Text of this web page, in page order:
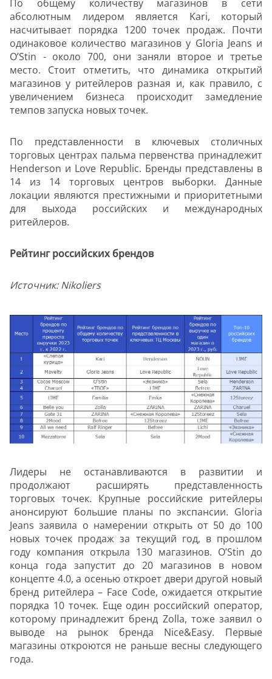
По общему количеству магазинов в сети
абсолютным лидером является Kari, который
насчитывает порядка 1200 точек продаж. Почти
одинаковое количество магазинов у Gloria Jeans и
O’Stin - около 700, они заняли второе и третье
место. Стоит отметить, что динамика открытий
магазинов у ритейлеров разная и, как правило, с
увеличением бизнеса происходит замедление
темпов запуска новых точек.
По представленности в ключевых столичных
торговых центрах пальма первенства принадлежит
Henderson и Love Republic. Бренды представлены в
14 из 14 торговых центров выборки. Данные
локации являются престижными и приоритетными
для выхода российских и международных
ритейлеров.
Рейтинг российских брендов
Источник: Nikoliers
Лидеры не останавливаются в развитии и
продолжают расширять представленность
торговых точек. Крупные российские ритейлеры
анонсируют большие планы по экспансии. Gloria
Jeans заявила о намерении открыть от 50 до 100
новых точек продаж за текущий год, в прошлом
году компания открыла 130 магазинов. O’Stin до
конца года запустит до 20 магазинов в новом
концепте 4.0, а осенью откроет двери другой новый
бренд ритейлера – Face Code, ожидается открытие
порядка 10 точек. Еще один российский оператор,
которому принадлежит бренд Zolla, тоже заявил о
выводе на рынок бренда Nice&Easy. Первые
магазины откроются не раньше весны следующего
года.